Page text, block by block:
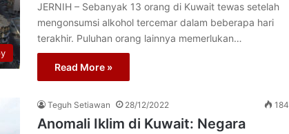
JERNIH – Sebanyak 13 orang di Kuwait tewas setelah
mengonsumsi alkohol tercemar dalam beberapa hari
terakhir. Puluhan orang lainnya memerlukan…
Read More »
Teguh Setiawan 28/12/2022 184
Anomali Iklim di Kuwait: Negara